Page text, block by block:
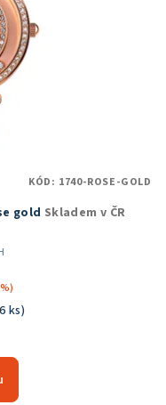
gold Skladem v ČR
ks)
KÓD: 1740-ROSE-GOLD